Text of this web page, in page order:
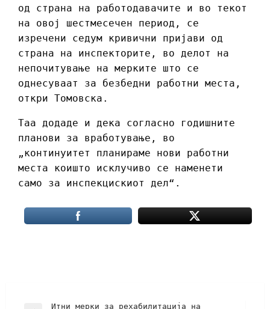
од страна на работодавачите и во текот
на овој шестмесечен период, се
изречени седум кривични пријави од
страна на инспекторите, во делот на
непочитување на мерките што се
однесуваат за безбедни работни места,
откри Томовска.
Таа додаде и дека согласно годишните
планови за вработување, во
„континуитет планираме нови работни
места коишто исклучиво се наменети
само за инспекцискиот дел“.
Итни мерки за рехабилитација на